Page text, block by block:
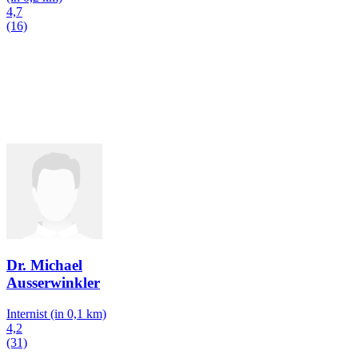
4,7
(16)
Dr. Michael
Ausserwinkler
Internist (in 0,1 km)
4,2
(31)